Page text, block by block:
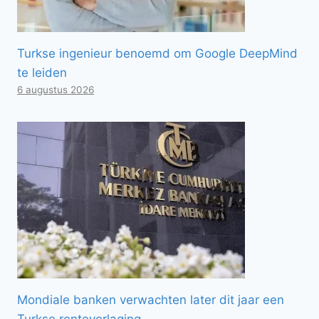
Turkse ingenieur benoemd om Google DeepMind
te leiden
6 augustus 2026
Mondiale banken verwachten later dit jaar een